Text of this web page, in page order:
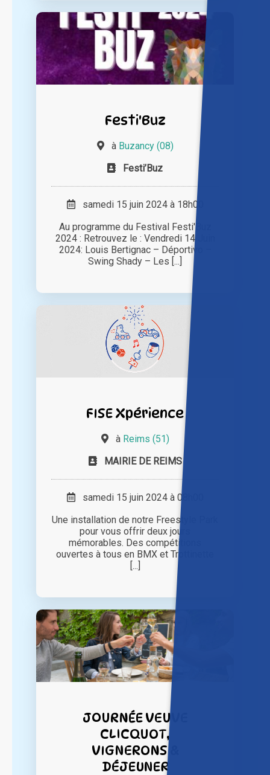
Festi'Buz
à Buzancy (08)
Festi’Buz
samedi 15 juin 2024 à 18h00
Au programme du Festival Festi'Buz
2024 : Retrouvez le : Vendredi 14 Juin
2024: Louis Bertignac – Déportivo –
Swing Shady – Les [...]
FISE Xpérience
à Reims (51)
MAIRIE DE REIMS
samedi 15 juin 2024 à 08h00
Une installation de notre Freestyle Park
pour vous offrir deux jours
mémorables. Des compétitions
ouvertes à tous en BMX et Trottinette
[...]
JOURNÉE VEUVE
CLICQUOT,
VIGNERONS &
DÉJEUNER